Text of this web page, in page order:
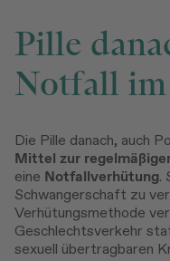
Pille
Notfall
Die Pille danach, auch
Mittel zur
eine Notfallverhütung.
Schwangerschaft zu
Verhütungsmethode
Geschlechtsverkehr
sexuell übertragbaren